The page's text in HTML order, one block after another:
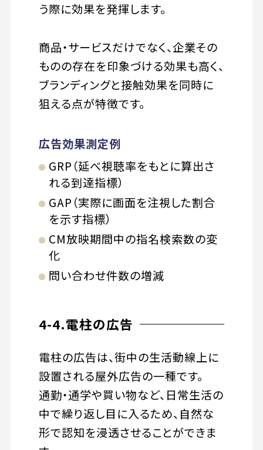
う際に効果を発揮します。
商品・サービスだけでなく、企業その
ものの存在を印象づける効果も高く、
ブランディングと接触効果を同時に
狙える点が特徴です。
広告効果測定例
GRP（延べ視聴率をもとに算出さ
れる到達指標）
GAP（実際に画面を注視した割合
を示す指標）
CM放映期間中の指名検索数の変
化
問い合わせ件数の増減
4-4.電柱の広告
電柱の広告は、街中の生活動線上に
設置される屋外広告の一種です。
通勤・通学や買い物など、日常生活の
中で繰り返し目に入るため、自然な
形で認知を浸透させることができま